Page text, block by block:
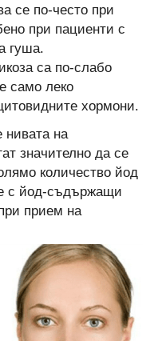
се по-често при
при пациенти с
гуша.
са по-слабо
само леко
хормони.
нивата на
значително да се
количество йод
с йод-съдържащи
прием на